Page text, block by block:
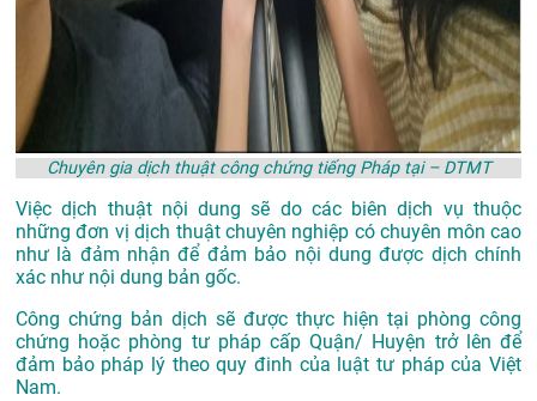
Chuyên gia dịch thuật công chứng tiếng Pháp tại – DTMT
Việc dịch thuật nội dung sẽ do các biên dịch vụ thuộc
những đơn vị dịch thuật chuyên nghiệp có chuyên môn cao
như là đảm nhận để đảm bảo nội dung được dịch chính
xác như nội dung bản gốc.
Công chứng bản dịch sẽ được thực hiện tại phòng công
chứng hoặc phòng tư pháp cấp Quận/ Huyện trở lên để
đảm bảo pháp lý theo quy đinh của luật tư pháp của Việt
Nam.